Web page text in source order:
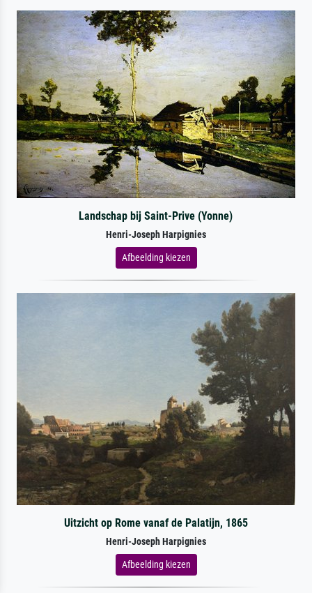
Landschap bij Saint-Prive (Yonne)
Henri-Joseph Harpignies
Afbeelding kiezen
Uitzicht op Rome vanaf de Palatijn, 1865
Henri-Joseph Harpignies
Afbeelding kiezen